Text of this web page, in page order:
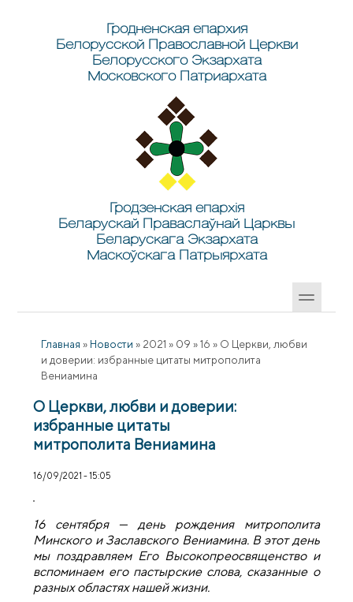
Гродненская епархия
Белорусской Православной Церкви
Белорусского Экзархата
Московского Патриархата
Гродзенская епархія
Беларускай Праваслаўнай Царквы
Беларускага Экзархата
Маскоўскага Патрыярхата
Главная » Новости » 2021 » 09 » 16 » О Церкви, любви
и доверии: избранные цитаты митрополита
Вениамина
О Церкви, любви и доверии:
избранные цитаты
митрополита Вениамина
16/09/2021 - 15:05
16 сентября — день рождения митрополита
Минского и Заславского Вениамина. В этот день
мы поздравляем Его Высокопреосвященство и
вспоминаем его пастырские слова, сказанные о
разных областях нашей жизни.